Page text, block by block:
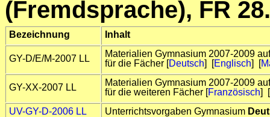
(Fremdsprache), FR
Bezeichnung Inhalt
GY-D/E/M-2007 LL
Materialien Gymnasium 2007-2009
für die Fächer [Deutsch] [Englisch] [
GY-XX-2007 LL
Materialien Gymnasium 2007-2009
für die weiteren Fächer [Französisch] [
UV-GY-D-2006 LL
Unterrichtsvorgaben Gymnasium